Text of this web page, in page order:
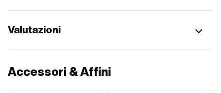
Valutazioni
Accessori & Affini